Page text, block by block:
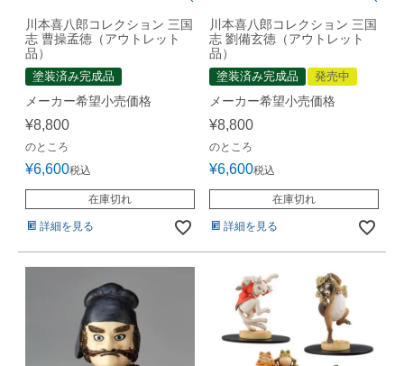
川本喜八郎コレクション 三国
志 曹操孟徳（アウトレット
品）
塗装済み完成品
メーカー希望小売価格
¥8,800
のところ
¥6,600税込
在庫切れ
詳細を見る
川本喜八郎コレクション 三国
志 劉備玄徳（アウトレット
品）
塗装済み完成品 発売中
メーカー希望小売価格
¥8,800
のところ
¥6,600税込
在庫切れ
詳細を見る